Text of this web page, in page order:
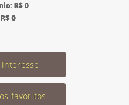
R$ 0
0
favoritos